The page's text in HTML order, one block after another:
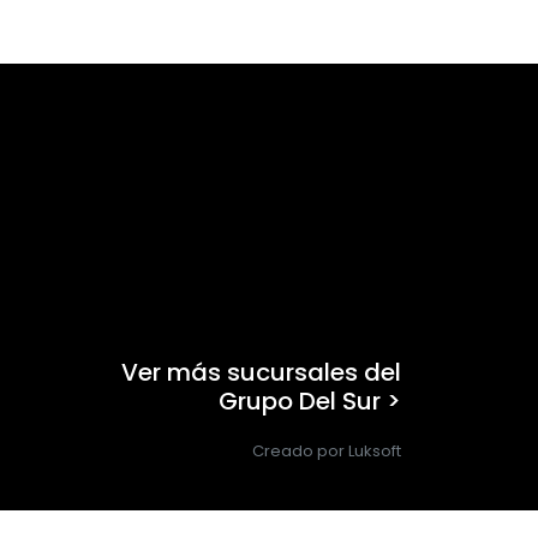
Ver más sucursales del
Grupo Del Sur >
Creado por Luksoft